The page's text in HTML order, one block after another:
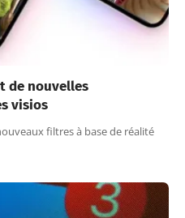
de nouvelles
visios
filtres à base de réalité